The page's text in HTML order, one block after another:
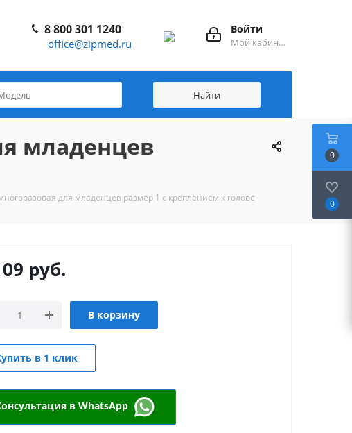
Войти
Мой кабинет
8 800 301 1240
office@zipmed.ru
младенцев
для младенцев размер 1 с креплением к голове
руб.
В корзину
в 1 клик
в WhatsApp
0
0